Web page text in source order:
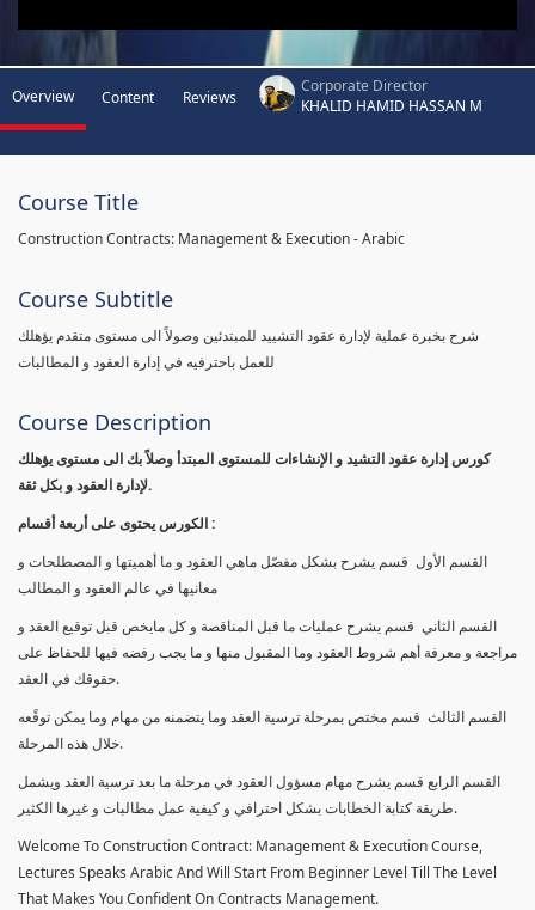
Overview Content Reviews
Corporate Director
KHALID HAMID HASSAN M
Course Title
Construction Contracts: Management & Execution - Arabic
Course Subtitle
شرح بخبرة عملية لإدارة عقود التشييد للمبتدئين وصولاً الى مستوى متقدم يؤهلك
للعمل باحترفيه في إدارة العقود و المطالبات
Course Description
كورس إدارة عقود التشيد و الإنشاءات للمستوى المبتدأ وصلاً بك الى مستوى يؤهلك
لإدارة العقود و بكل ثقة.
الكورس يحتوى على أربعة أقسام :
القسم الأول قسم يشرح بشكل مفصّل ماهي العقود و ما أهميتها و المصطلحات و
معانيها في عالم العقود و المطالب
القسم الثاني قسم يشرح عمليات ما قبل المناقصة و كل مايخص قبل توقيع العقد و
مراجعة و معرفة أهم شروط العقود وما المقبول منها و ما يجب رفضه فيها للحفاظ على
حقوقك في العقد.
القسم الثالث قسم مختص بمرحلة ترسية العقد وما يتضمنه من مهام وما يمكن توقًعه
خلال هذه المرحلة.
القسم الرابع قسم يشرح مهام مسؤول العقود في مرحلة ما بعد ترسية العقد ويشمل
طريقة كتابة الخطابات بشكل احترافي و كيفية عمل مطالبات و غيرها الكثير.
Welcome To Construction Contract: Management & Execution Course,
Lectures Speaks Arabic And Will Start From Beginner Level Till The Level
That Makes You Confident On Contracts Management.